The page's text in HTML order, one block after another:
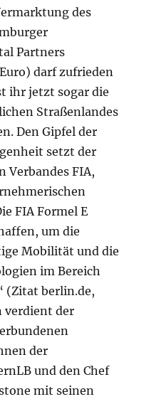
des
Partners
darf zufrieden
ihr jetzt sogar die
Straßenlandes
Den Gipfel der
setzt der
Verbandes FIA,
FIA Formel E
um die
Mobilität und die
im Bereich
(Zitat berlin.de,
verdient der
der
und den Chef
mit seinen